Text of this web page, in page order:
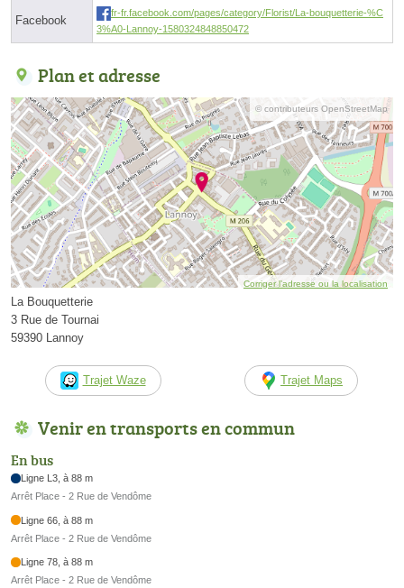
Facebook
fr-fr.facebook.com/pages/category/Florist/La-bouquetterie-%C
3%A0-Lannoy-1580324848850472
Plan et adresse
© contributeurs OpenStreetMap
Corriger l’adresse ou la localisation
La Bouquetterie
3 Rue de Tournai
59390 Lannoy
Trajet Waze Trajet Maps
Venir en transports en commun
En bus
Ligne L3, à 88 m
Arrêt Place - 2 Rue de Vendôme
Ligne 66, à 88 m
Arrêt Place - 2 Rue de Vendôme
Ligne 78, à 88 m
Arrêt Place - 2 Rue de Vendôme